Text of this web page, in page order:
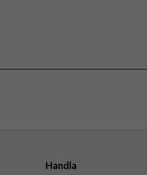
Handla